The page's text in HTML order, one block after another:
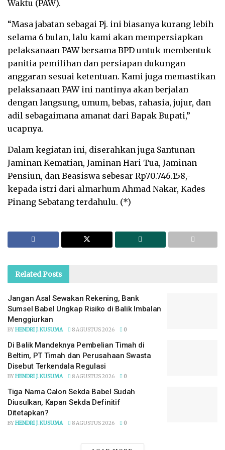
Waktu (PAW).
“Masa jabatan sebagai Pj. ini biasanya kurang lebih
selama 6 bulan, lalu kami akan mempersiapkan
pelaksanaan PAW bersama BPD untuk membentuk
panitia pemilihan dan persiapan dukungan
anggaran sesuai ketentuan. Kami juga memastikan
pelaksanaan PAW ini nantinya akan berjalan
dengan langsung, umum, bebas, rahasia, jujur, dan
adil sebagaimana amanat dari Bapak Bupati,”
ucapnya.
Dalam kegiatan ini, diserahkan juga Santunan
Jaminan Kematian, Jaminan Hari Tua, Jaminan
Pensiun, dan Beasiswa sebesar Rp70.746.158,-
kepada istri dari almarhum Ahmad Nakar, Kades
Pinang Sebatang terdahulu. (*)
RelatedPosts
Jangan Asal Sewakan Rekening, Bank
Sumsel Babel Ungkap Risiko di Balik Imbalan
Menggiurkan
BYHENDRI J. KUSUMA 8 AGUSTUS 2026 0
Di Balik Mandeknya Pembelian Timah di
Beltim, PT Timah dan Perusahaan Swasta
Disebut Terkendala Regulasi
BYHENDRI J. KUSUMA 8 AGUSTUS 2026 0
Tiga Nama Calon Sekda Babel Sudah
Diusulkan, Kapan Sekda Definitif
Ditetapkan?
BYHENDRI J. KUSUMA 8 AGUSTUS 2026 0